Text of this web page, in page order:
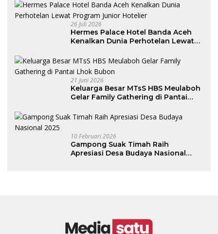
26 Juli 2026
Hermes Palace Hotel Banda Aceh
Kenalkan Dunia Perhotelan Lewat
21 Juni 2026
Keluarga Besar MTsS HBS Meulaboh
Gelar Family Gathering di Pantai
10 Februari 2026
Gampong Suak Timah Raih
Apresiasi Desa Budaya Nasional